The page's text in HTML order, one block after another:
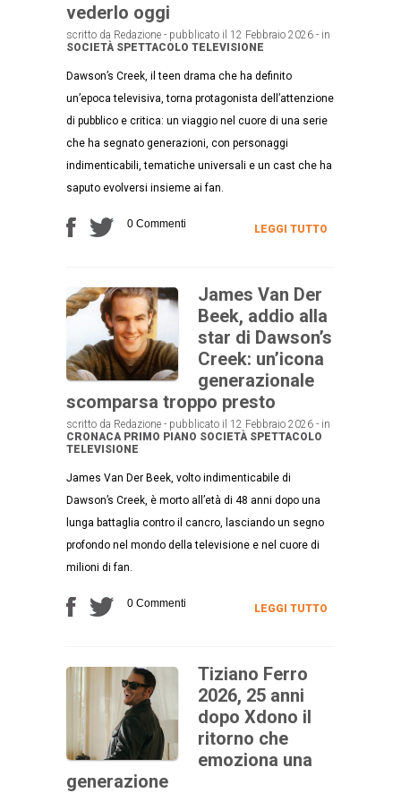
vederlo oggi
scritto da Redazione - pubblicato il 12 Febbraio 2026 - in
SOCIETÀ SPETTACOLO TELEVISIONE
Dawson’s Creek, il teen drama che ha definito
un’epoca televisiva, torna protagonista dell’attenzione
di pubblico e critica: un viaggio nel cuore di una serie
che ha segnato generazioni, con personaggi
indimenticabili, tematiche universali e un cast che ha
saputo evolversi insieme ai fan.
0 Commenti LEGGI TUTTO
James Van Der
Beek, addio alla
star di Dawson’s
Creek: un’icona
generazionale
scomparsa troppo presto
scritto da Redazione - pubblicato il 12 Febbraio 2026 - in
CRONACA PRIMO PIANO SOCIETÀ SPETTACOLO
TELEVISIONE
James Van Der Beek, volto indimenticabile di
Dawson’s Creek, è morto all’età di 48 anni dopo una
lunga battaglia contro il cancro, lasciando un segno
profondo nel mondo della televisione e nel cuore di
milioni di fan.
0 Commenti LEGGI TUTTO
Tiziano Ferro
2026, 25 anni
dopo Xdono il
ritorno che
emoziona una
generazione